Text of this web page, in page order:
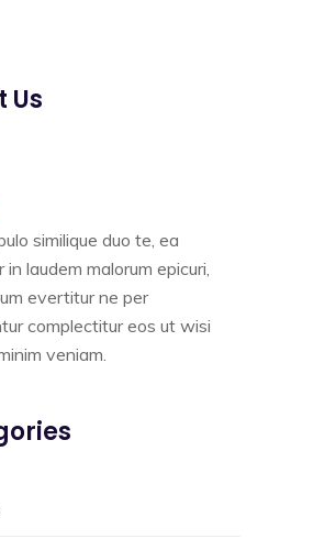
Us
similique duo te, ea
in laudem malorum epicuri,
evertitur ne per
complectitur eos ut wisi
veniam.